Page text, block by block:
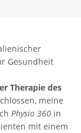
Gesundheit
Therapie des
meine
Physio 360in
mit einem